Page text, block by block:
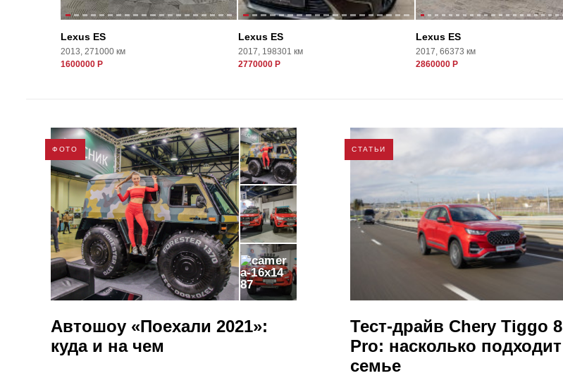
Lexus ES
2013, 271000 км
1600000 Р
Lexus ES
2017, 198301 км
2770000 Р
Lexus ES
2017, 66373 км
2860000 Р
ФОТО
87
Автошоу «Поехали 2021»:
куда и на чем
СТАТЬИ
Тест-драйв Chery Tiggo 8
Pro: насколько подходит
семье